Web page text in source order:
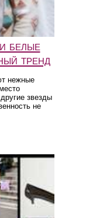
белые
тренд
нежные
звезды
не